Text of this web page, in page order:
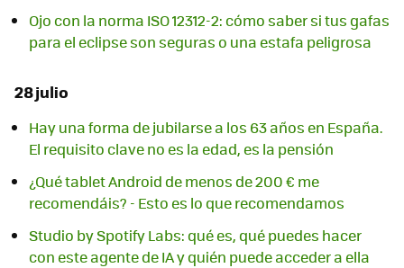
Ojo con la norma ISO 12312-2: cómo saber si tus gafas
para el eclipse son seguras o una estafa peligrosa
28 julio
Hay una forma de jubilarse a los 63 años en España.
El requisito clave no es la edad, es la pensión
¿Qué tablet Android de menos de 200 € me
recomendáis? - Esto es lo que recomendamos
Studio by Spotify Labs: qué es, qué puedes hacer
con este agente de IA y quién puede acceder a ella